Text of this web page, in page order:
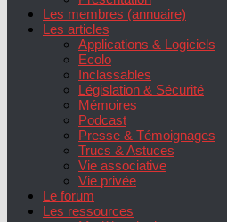
Les membres (annuaire)
Les articles
Applications & Logiciels
Ecolo
Inclassables
Législation & Sécurité
Mémoires
Podcast
Presse & Témoignages
Trucs & Astuces
Vie associative
Vie privée
Le forum
Les ressources